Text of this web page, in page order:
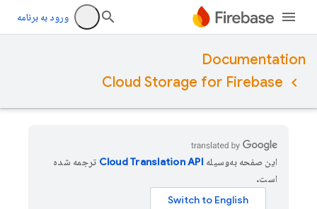
ورود به برنامه
Documentation
Cloud Storage for Firebase
این صفحه به‌وسیله
ترجمه شده
است.